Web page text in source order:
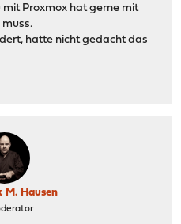
Proxmox hat gerne mit
muss.
hatte nicht gedacht das
M. Hausen